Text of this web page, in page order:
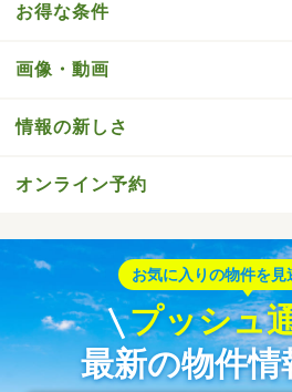
お得な条件
画像・動画
情報の新しさ
オンライン予約
お気に入りの物件を見
プッシュ
最新の物件情